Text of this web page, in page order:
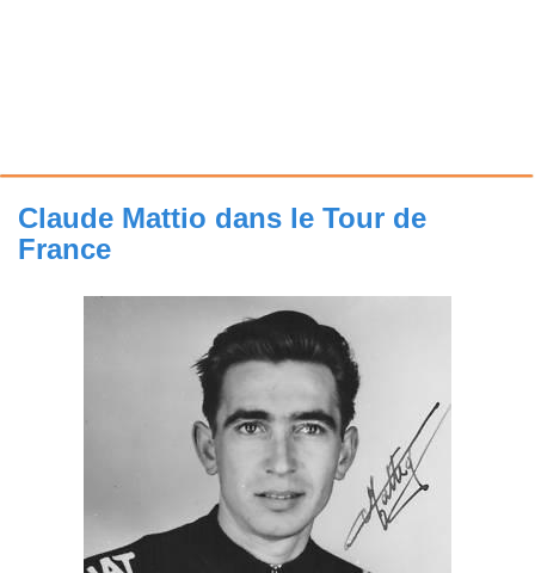
Claude Mattio dans le Tour de
France